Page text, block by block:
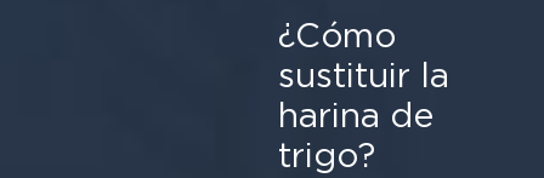
¿Cómo
sustituir la
harina de
trigo?